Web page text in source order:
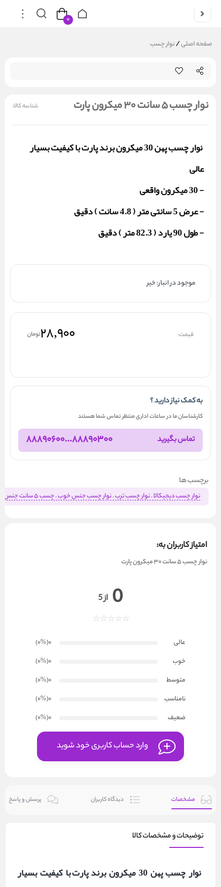
۰
صفحه اصلی/نوار چسب
نوار چسب 5 سانت 30 میکرون پارت شناسه کالا:
نوار چسب پهن 30 میکرون برند پارت با کیفیت بسیار
عالی
- 30 میکرون واقعی
- عرض 5 سانتی متر ( 4.8 سانت ) دقیق
- طول 90 یارد ( 82.3 متر ) دقیق
موجود در انبار: خیر
قیمت: ۲۸,۹۰۰تومان
به کمک نیاز دارید ؟
کارشناسان ما در ساعات اداری منتظر تماس شما هستند
تماس بگیرید 88890300...88890600
برچسب ها
نوار چسب دیجیکالا . نوار چسب ترب . نوار چسب جنس خوب . چسب 5 سانت جنس عالی . چسب ارزان جنس خوب . تولید کننده چسب . پخش کننده چسب . چسب پارت تیپ
امتیاز کاربران به:
نوار چسب 5 سانت 30 میکرون پارت
0 از 5
عالی 0(۰%
)
خوب
0(۰%
)
متوسط
0(۰%
)
نامناسب
0(۰%
)
ضعیف
0(۰%
)
وارد حساب کاربری خود شوید
مشخصات دیدگاه کاربران پرسش و پاسخ
توضیحات و مشخصات کالا
نوار چسب پهن30میکرون برندپارتبا کیفیت بسیار